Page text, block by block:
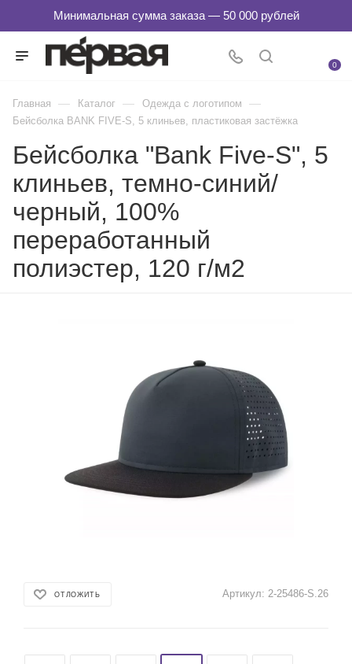
0
Главная — Каталог — Одежда с логотипом —
Бейсболка BANK FIVE-S, 5 клиньев, пластиковая застёжка
Бейсболка "Bank Five-S", 5
клиньев, темно-синий/
черный, 100%
переработанный
полиэстер, 120 г/м2
ОТЛОЖИТЬ Артикул: 2-25486-S.26